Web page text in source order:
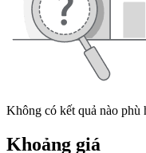
Không có kết quả nào phù
Khoảng giá